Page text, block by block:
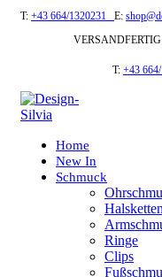
T: +43 664/1320231 E:
T: +43
Home
New In
Schmuck
Halsketten
Ringe
Clips